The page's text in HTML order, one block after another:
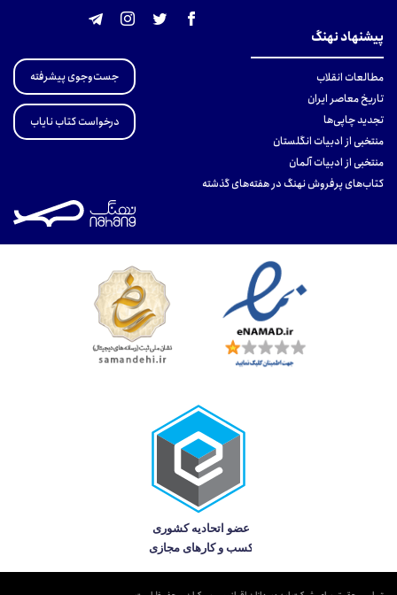
پیشنهاد نهنگ
مطالعات انقلاب
تاریخ معاصر ایران
تجدید چاپی‌ها
منتخبی از ادبیات انگلستان
منتخبی از ادبیات آلمان
کتاب‌های پرفروش نهنگ در هفته‌های گذشته
جست‌وجوی پیشرفته
درخواست کتاب نایاب